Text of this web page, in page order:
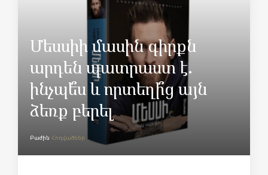
Մեսսիի մասին գիրքն
արդեն պատրաստ է.
ինչպե՞ս և որտեղի՞ց այն
ձեռք բերել
Բաժին Հոդվածներ